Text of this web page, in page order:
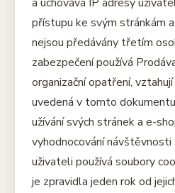
přístupu ke svým stránkám
nejsou předávány třetím
zabezpečení používá
organizační opatření,
uvedená v tomto
užívání svých stránek a e-
vyhodnocování
uživateli používá soubory
je zpravidla jeden rok od